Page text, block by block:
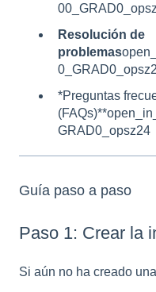
Resolución de
problemas
*Preguntas
GRAD0_opsz24
Guía paso a paso
Paso 1: Crear la
Si aún no ha creado